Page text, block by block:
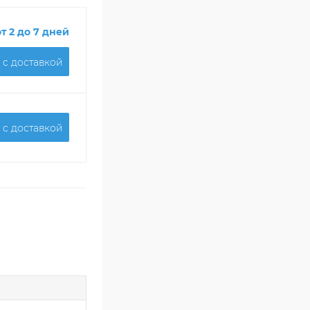
2 до 7 дней
доставкой
доставкой